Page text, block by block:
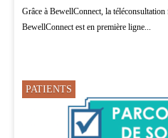
Grâce à BewellConnect, la téléconsultation
BewellConnect est en première ligne...
PATIENTS